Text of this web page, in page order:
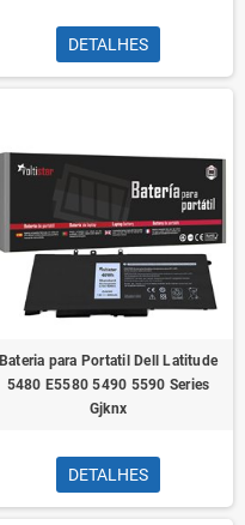
DETALHES
Bateria para Portatil Dell Latitude
5480 E5580 5490 5590 Series
Gjknx
DETALHES